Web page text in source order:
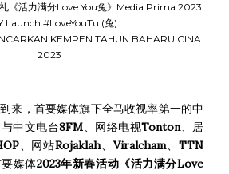
《活力满分Love You兔》Media Prima 2023
Launch #LoveYouTu (兔)
KEMPEN TAHUN BAHARU CINA
2023
来，首要媒体旗下全马收视率第一的中
中文电台8FM、网络电视Tonton、居
、网站Rojaklah、Viralcham、TTN
要媒体2023年新春活动《活力满分Love